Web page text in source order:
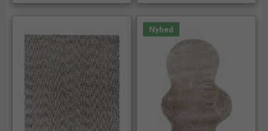
Nyhed